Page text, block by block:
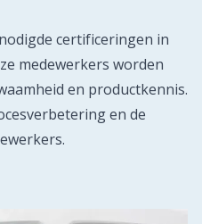
certificeringen in
medewerkers worden
en productkennis.
en de